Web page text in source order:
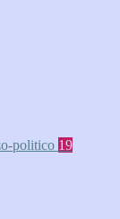
politico 19